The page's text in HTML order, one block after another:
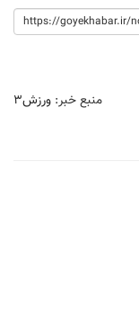
منبع خبر: ورزش۳